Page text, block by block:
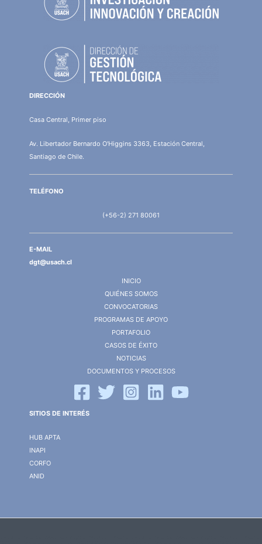
DIRECCIÓN
Casa Central, Primer piso
Av. Libertador Bernardo O'Higgins 3363, Estación Central,
Santiago de Chile.
TELÉFONO
(+56-2) 271 80061
E-MAIL
dgt@usach.cl
INICIO
QUIÉNES SOMOS
CONVOCATORIAS
PROGRAMAS DE APOYO
PORTAFOLIO
CASOS DE ÉXITO
NOTICIAS
DOCUMENTOS Y PROCESOS
SITIOS DE INTERÉS
HUB APTA
INAPI
CORFO
ANID